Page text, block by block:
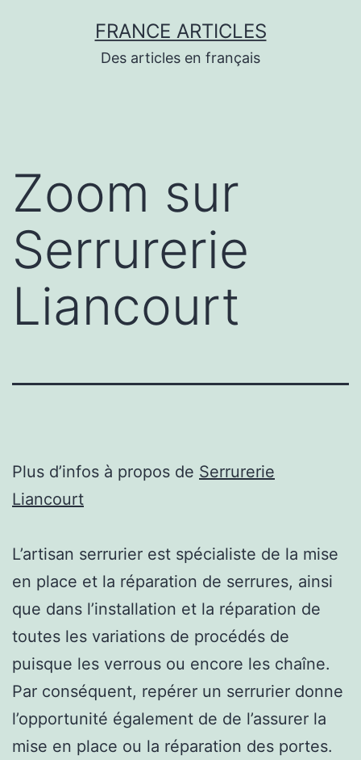
FRANCE ARTICLES
Des articles en français
Zoom sur
Serrurerie
Liancourt
Plus d’infos à propos de Serrurerie
Liancourt
L’artisan serrurier est spécialiste de la mise
en place et la réparation de serrures, ainsi
que dans l’installation et la réparation de
toutes les variations de procédés de
puisque les verrous ou encore les chaîne.
Par conséquent, repérer un serrurier donne
l’opportunité également de de l’assurer la
mise en place ou la réparation des portes.